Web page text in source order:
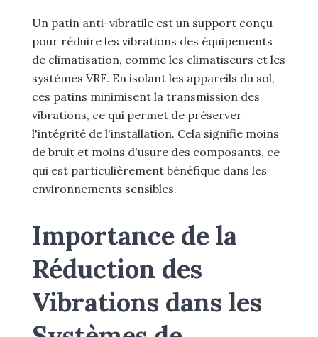
Un patin anti-vibratile est un support conçu
pour réduire les vibrations des équipements
de climatisation, comme les climatiseurs et les
systèmes VRF. En isolant les appareils du sol,
ces patins minimisent la transmission des
vibrations, ce qui permet de préserver
l'intégrité de l'installation. Cela signifie moins
de bruit et moins d'usure des composants, ce
qui est particulièrement bénéfique dans les
environnements sensibles.
Importance de la
Réduction des
Vibrations dans les